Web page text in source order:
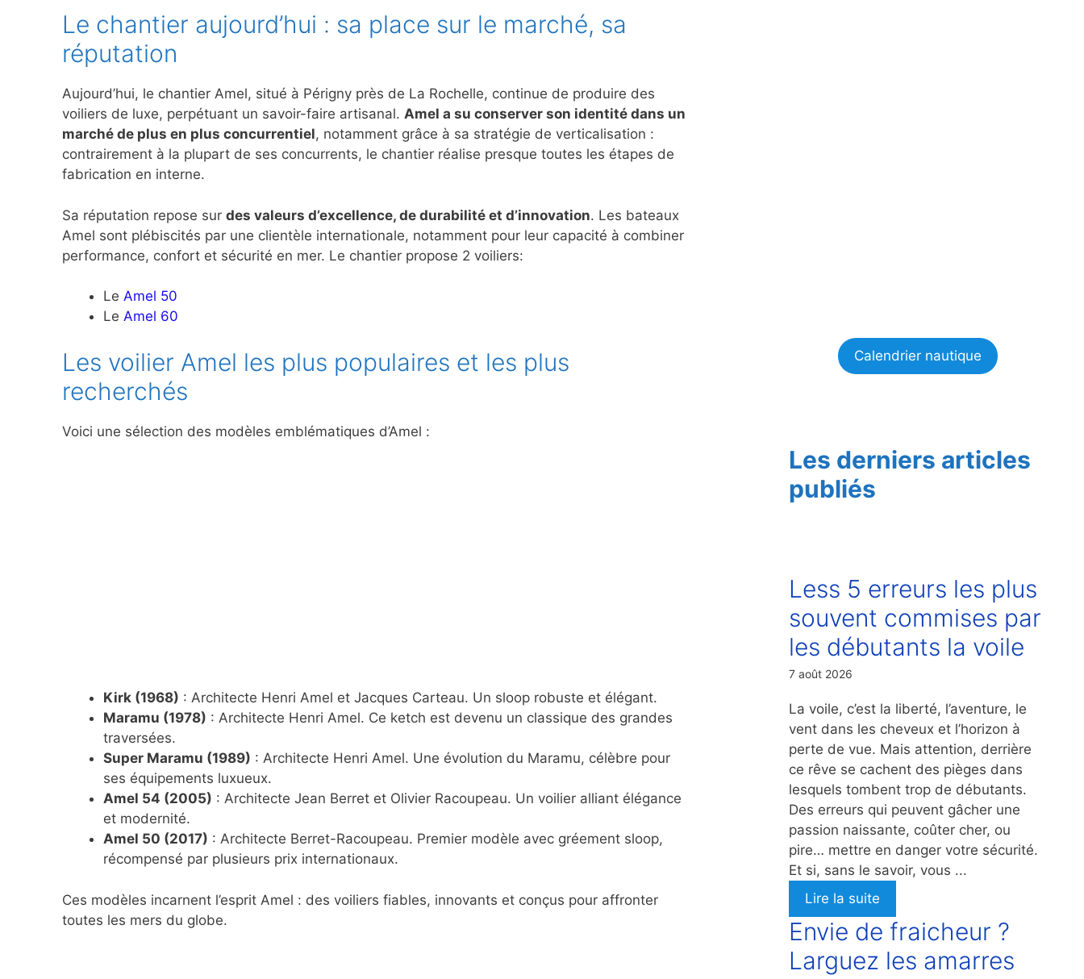
Le chantier aujourd’hui : sa place sur le marché, sa
réputation
Aujourd’hui, le chantier Amel, situé à Périgny près de La Rochelle, continue de produire des
voiliers de luxe, perpétuant un savoir-faire artisanal. Amel a su conserver son identité dans un
marché de plus en plus concurrentiel, notamment grâce à sa stratégie de verticalisation :
contrairement à la plupart de ses concurrents, le chantier réalise presque toutes les étapes de
fabrication en interne.
Sa réputation repose sur des valeurs d’excellence, de durabilité et d’innovation. Les bateaux
Amel sont plébiscités par une clientèle internationale, notamment pour leur capacité à combiner
performance, confort et sécurité en mer. Le chantier propose 2 voiliers:
Le Amel 50
Le Amel 60
Les voilier Amel les plus populaires et les plus
recherchés
Voici une sélection des modèles emblématiques d’Amel :
Kirk (1968) : Architecte Henri Amel et Jacques Carteau. Un sloop robuste et élégant.
Maramu (1978) : Architecte Henri Amel. Ce ketch est devenu un classique des grandes
traversées.
Super Maramu (1989) : Architecte Henri Amel. Une évolution du Maramu, célèbre pour
ses équipements luxueux.
Amel 54 (2005) : Architecte Jean Berret et Olivier Racoupeau. Un voilier alliant élégance
et modernité.
Amel 50 (2017) : Architecte Berret-Racoupeau. Premier modèle avec gréement sloop,
récompensé par plusieurs prix internationaux.
Ces modèles incarnent l’esprit Amel : des voiliers fiables, innovants et conçus pour affronter
toutes les mers du globe.
Calendrier nautique
Les derniers articles
publiés
Less 5 erreurs les plus
souvent commises par
les débutants la voile
7 août 2026
La voile, c’est la liberté, l’aventure, le
vent dans les cheveux et l’horizon à
perte de vue. Mais attention, derrière
ce rêve se cachent des pièges dans
lesquels tombent trop de débutants.
Des erreurs qui peuvent gâcher une
passion naissante, coûter cher, ou
pire… mettre en danger votre sécurité.
Et si, sans le savoir, vous ...
Lire la suite
Envie de fraicheur ?
Larguez les amarres